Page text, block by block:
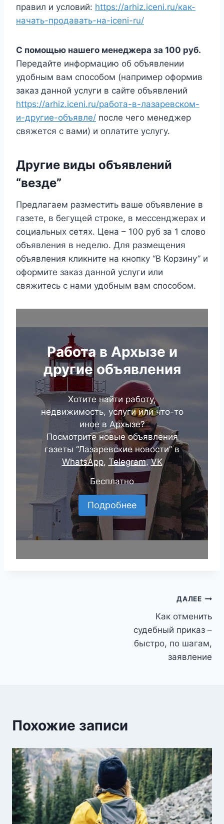
правил и условий: https://arhiz.iceni.ru/как-
начать-продавать-на-iceni-ru/
С помощью нашего менеджера за 100 руб.
Передайте информацию об объявлении
удобным вам способом (например оформив
заказ данной услуги в сайте объявлений
https://arhiz.iceni.ru/работа-в-лазаревском-
и-другие-объявле/ после чего менеджер
свяжется с вами) и оплатите услугу.
Другие виды объявлений
“везде”
Предлагаем разместить ваше объявление в
газете, в бегущей строке, в мессенджерах и
социальных сетях. Цена – 100 руб за 1 слово
объявления в неделю. Для размещения
объявления кликните на кнопку “В Корзину” и
оформите заказ данной услуги или
свяжитесь с нами удобным вам способом.
Работа в Архызе и
другие объявления
Хотите найти работу,
недвижимость, услуги или что-то
иное в Архызе?
Посмотрите новые объявления
газеты “Лазаревские новости” в
WhatsApp, Telegram,VK
Бесплатно
Подробнее
ДАЛЕЕ
Как отменить
судебный приказ –
быстро, по шагам,
заявление
Похожие записи